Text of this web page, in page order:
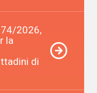
2026,
la
di